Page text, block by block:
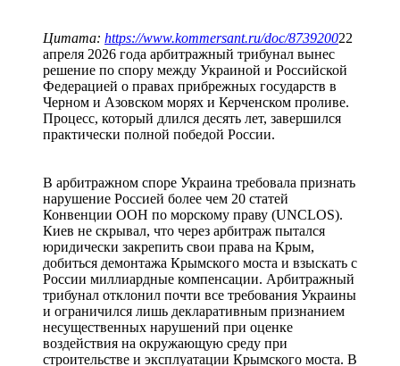
Цитата: https://www.kommersant.ru/doc/873920022
апреля 2026 года арбитражный трибунал вынес
решение по спору между Украиной и Российской
Федерацией о правах прибрежных государств в
Черном и Азовском морях и Керченском проливе.
Процесс, который длился десять лет, завершился
практически полной победой России.
В арбитражном споре Украина требовала признать
нарушение Россией более чем 20 статей
Конвенции ООН по морскому праву (UNCLOS).
Киев не скрывал, что через арбитраж пытался
юридически закрепить свои права на Крым,
добиться демонтажа Крымского моста и взыскать с
России миллиардные компенсации. Арбитражный
трибунал отклонил почти все требования Украины
и ограничился лишь декларативным признанием
несущественных нарушений при оценке
воздействия на окружающую среду при
строительстве и эксплуатации Крымского моста. В